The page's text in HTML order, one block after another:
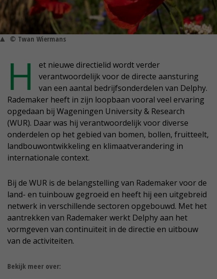
© Twan Wiermans
H
et nieuwe directielid wordt verder
verantwoordelijk voor de directe aansturing
van een aantal bedrijfsonderdelen van Delphy.
Rademaker heeft in zijn loopbaan vooral veel ervaring
opgedaan bij Wageningen University & Research
(WUR). Daar was hij verantwoordelijk voor diverse
onderdelen op het gebied van bomen, bollen, fruitteelt,
landbouwontwikkeling en klimaatverandering in
internationale context.
Bij de WUR is de belangstelling van Rademaker voor de
land- en tuinbouw gegroeid en heeft hij een uitgebreid
netwerk in verschillende sectoren opgebouwd. Met het
aantrekken van Rademaker werkt Delphy aan het
vormgeven van continuïteit in de directie en uitbouw
van de activiteiten.
Bekijk meer over: